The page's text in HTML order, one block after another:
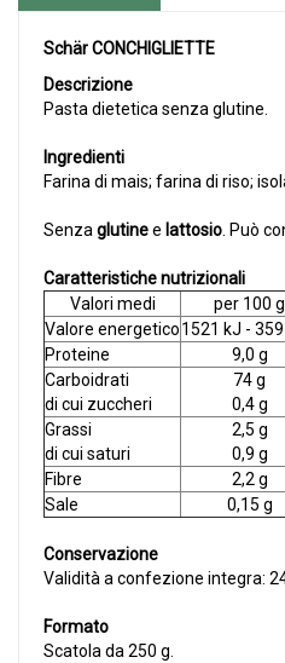
Schär CONCHIGLIETTE
Descrizione
Pasta dietetica senza glutine.
Ingredienti
Farina di mais; farina di riso;
Senza glutinee lattosio . Può
Caratteristiche nutrizionali
Valori medi
per 100 g
Valore energetico1521 kJ - 359
Proteine
9,0 g
Carboidrati
di cui zuccheri
74 g
0,4 g
Grassi
di cui saturi
2,5 g
0,9 g
Fibre
2,2 g
Sale
0,15 g
Conservazione
Validità a confezione integra:
Formato
Scatola da 250 g.